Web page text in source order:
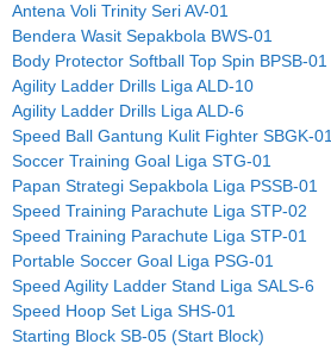
Antena Voli Trinity Seri AV-01
Bendera Wasit Sepakbola BWS-01
Body Protector Softball Top Spin BPSB-01
Agility Ladder Drills Liga ALD-10
Agility Ladder Drills Liga ALD-6
Speed Ball Gantung Kulit Fighter SBGK-01
Soccer Training Goal Liga STG-01
Papan Strategi Sepakbola Liga PSSB-01
Speed Training Parachute Liga STP-02
Speed Training Parachute Liga STP-01
Portable Soccer Goal Liga PSG-01
Speed Agility Ladder Stand Liga SALS-6
Speed Hoop Set Liga SHS-01
Starting Block SB-05 (Start Block)